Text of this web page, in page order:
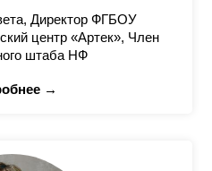
Директор ФГБОУ
центр «Артек», Член
штаба НФ
→